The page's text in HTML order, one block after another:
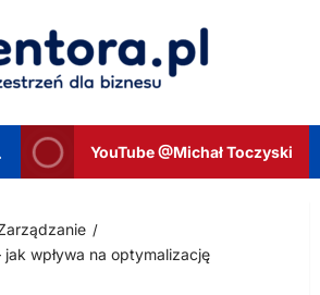
YouTube @Michał Toczyski
jak wpływa na optymalizację